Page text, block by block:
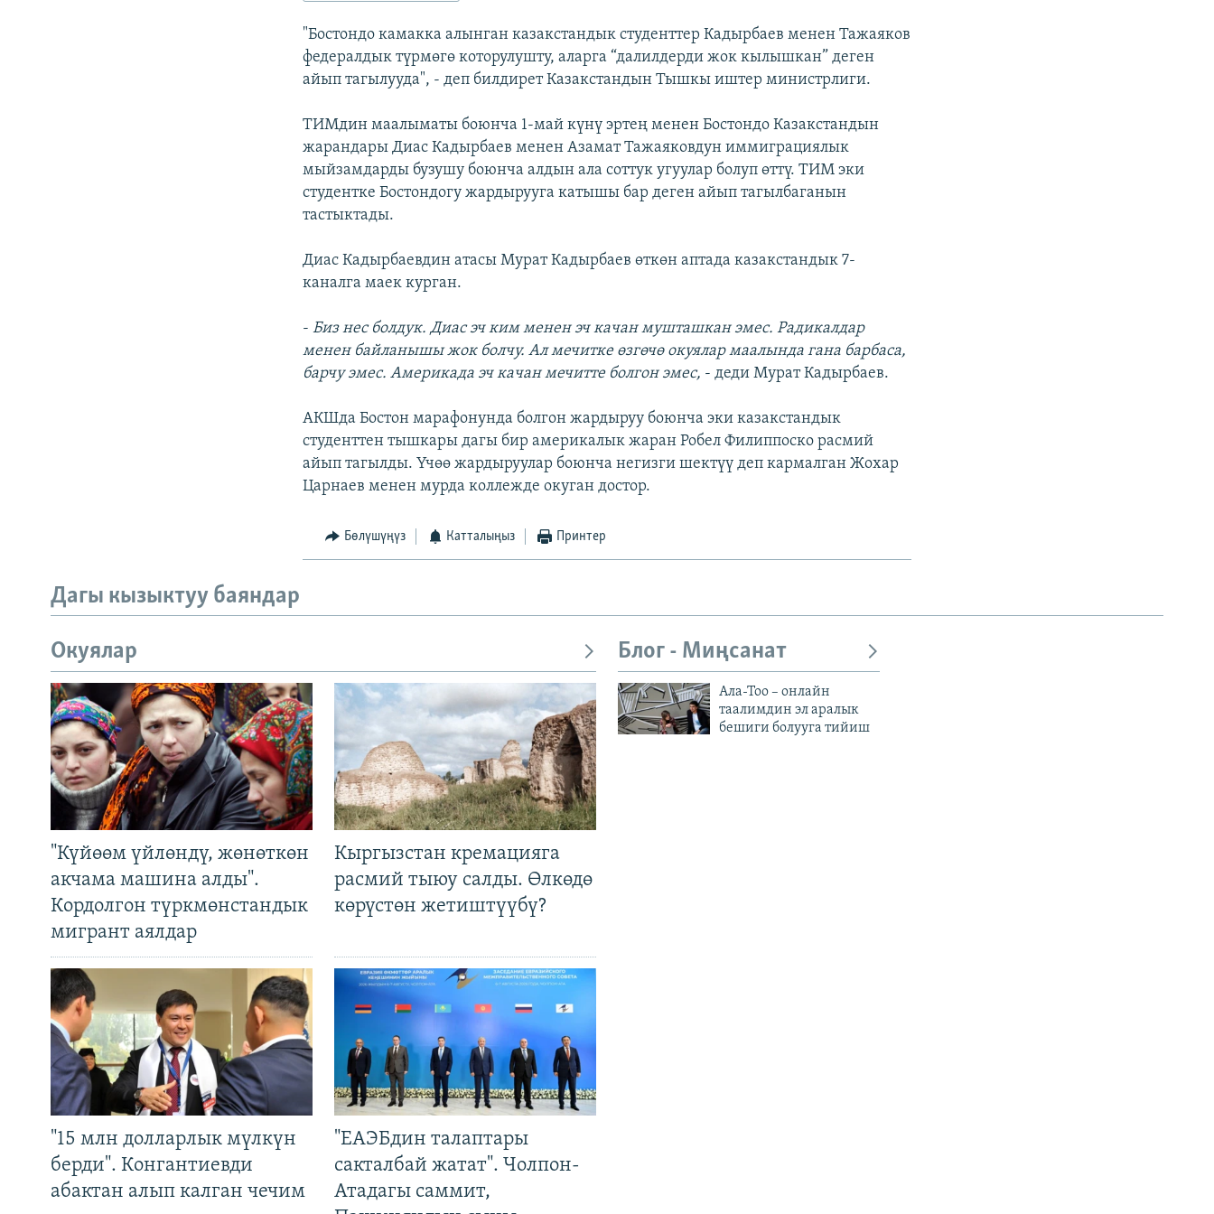
"Бостондо камакка алынган казакстандык студенттер Кадырбаев менен Тажаяков
федералдык түрмөгө которулушту, аларга “далилдерди жок кылышкан” деген
айып тагылууда", - деп билдирет Казакстандын Тышкы иштер министрлиги.
ТИМдин маалыматы боюнча 1-май күнү эртең менен Бостондо Казакстандын
жарандары Диас Кадырбаев менен Азамат Тажаяковдун иммиграциялык
мыйзамдарды бузушу боюнча алдын ала соттук угуулар болуп өттү. ТИМ эки
студентке Бостондогу жардырууга катышы бар деген айып тагылбаганын
тастыктады.
Диас Кадырбаевдин атасы Мурат Кадырбаев өткөн аптада казакстандык 7-
каналга маек курган.
-Биз нес болдук. Диас эч ким менен эч качан мушташкан эмес. Радикалдар
менен байланышы жок болчу. Ал мечитке өзгөчө окуялар маалында гана барбаса,
барчу эмес. Америкада эч качан мечитте болгон эмес, - деди Мурат Кадырбаев.
АКШда Бостон марафонунда болгон жардыруу боюнча эки казакстандык
студенттен тышкары дагы бир америкалык жаран Робел Филиппоско расмий
айып тагылды. Үчөө жардыруулар боюнча негизги шектүү деп кармалган Жохар
Царнаев менен мурда коллежде окуган достор.
Бөлүшүңүз Катталыңыз Принтер
Дагы кызыктуу баяндар
Окуялар
"Күйөөм үйлөндү, жөнөткөн
акчама машина алды".
Кордолгон түркмөнстандык
мигрант аялдар
Кыргызстан кремацияга
расмий тыюу салды. Өлкөдө
көрүстөн жетиштүүбү?
"15 млн долларлык мүлкүн
берди". Конгантиевди
абактан алып калган чечим
"ЕАЭБдин талаптары
сакталбай жатат". Чолпон-
Атадагы саммит,
Блог - Миңсанат
Ала-Тоо – онлайн
таалимдин эл аралык
бешиги болууга тийиш